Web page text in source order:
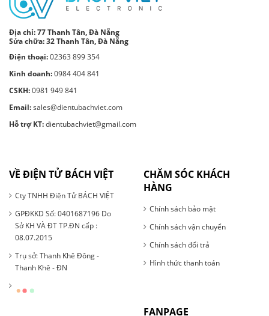
Địa chỉ:77 Thanh Tân, Đà Nẵng
Sửa chữa: 32 Thanh Tân, Đà Nẵng
Điện thoại:02363 899 354
Kinh doanh:0984 404 841
CSKH:0981 949 841
Email:sales@dientubachviet.com
Hỗ trợ KT:dientubachviet@gmail.com
VỀ ĐIỆN TỬ BÁCH VIỆT
Cty TNHH Điện Tử BÁCH VIỆT
GPĐKKD Số: 0401687196 Do
Sở KH VÀ ĐT TP.ĐN cấp :
08.07.2015
Trụ sở: Thanh Khê Đông -
Thanh Khê - ĐN
CHĂM SÓC KHÁCH
HÀNG
Chính sách bảo mật
Chính sách vận chuyển
Chính sách đổi trả
Hình thức thanh toán
FANPAGE